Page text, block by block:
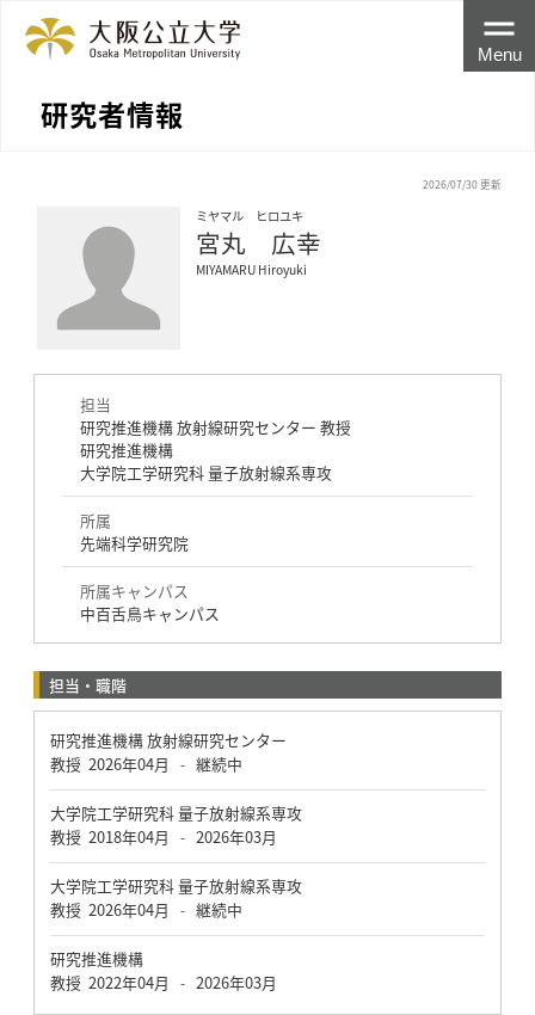
研究者情報
Menu
2026/07/30 更新
ミヤマル ヒロユキ
宮丸 広幸
MIYAMARU Hiroyuki
担当
研究推進機構 放射線研究センター 教授
研究推進機構
大学院工学研究科 量子放射線系専攻
所属
先端科学研究院
所属キャンパス
中百舌鳥キャンパス
担当・職階
研究推進機構 放射線研究センター
教授 2026年04月 - 継続中
大学院工学研究科 量子放射線系専攻
教授 2018年04月 - 2026年03月
大学院工学研究科 量子放射線系専攻
教授 2026年04月 - 継続中
研究推進機構
教授 2022年04月 - 2026年03月